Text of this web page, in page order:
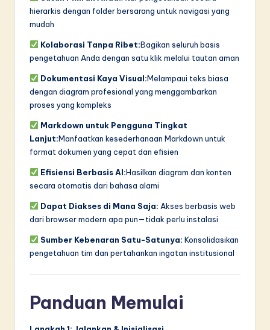
hierarkis dengan folder bersarang untuk navigasi yang
mudah
Kolaborasi Tanpa Ribet:Bagikan seluruh basis
pengetahuan Anda dengan satu klik melalui tautan aman
Dokumentasi Kaya Visual:Melampaui teks biasa
dengan diagram profesional yang menggambarkan
proses yang kompleks
Markdown untuk Pengguna Tingkat
Lanjut:Manfaatkan kesederhanaan Markdown untuk
format dokumen yang cepat dan efisien
Efisiensi Berbasis AI:Hasilkan diagram dan konten
secara otomatis dari bahasa alami
Dapat Diakses di Mana Saja: Akses berbasis web
dari browser modern apa pun—tidak perlu instalasi
Sumber Kebenaran Satu-Satunya: Konsolidasikan
pengetahuan tim dan pertahankan ingatan institusional
Panduan Memulai